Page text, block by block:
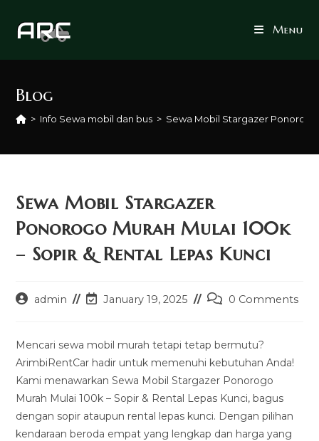
Menu
Blog
> Info Sewa mobil dan bus > Sewa Mobil Stargazer Ponorogo
Sewa Mobil Stargazer
Ponorogo Murah Mulai 100k
– Sopir & Rental Lepas Kunci
Postadmin
PostJanuary 19, 2025
Post0 Comments
Mencari sewa mobil murah tetapi tetap bermutu?
ArimbiRentCar hadir untuk memenuhi kebutuhan Anda!
Kami menawarkan Sewa Mobil Stargazer Ponorogo
Murah Mulai 100k – Sopir & Rental Lepas Kunci, bagus
dengan sopir ataupun rental lepas kunci. Dengan pilihan
kendaraan beroda empat yang lengkap dan harga yang